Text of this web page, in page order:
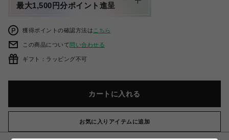
最大1,500円分ポイント進呈
獲得ポイントの確認方法は こちら
この商品について問い合わせる
ギフト：ラッピング不可
カートに入れる
お気に入りアイテムに追加